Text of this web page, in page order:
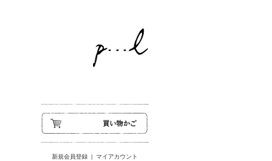
新規会員登録 | マイアカウント